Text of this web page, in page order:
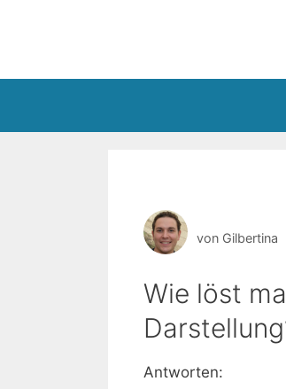
von Gilbertina
Wie löst
Antworten: